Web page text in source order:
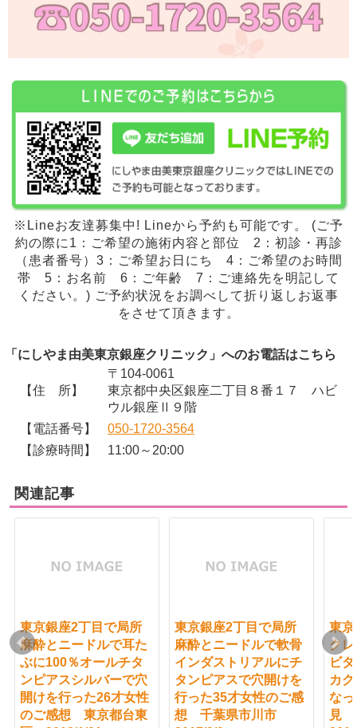
※Lineお友達募集中! Lineから予約も可能です。 (ご予
約の際に1：ご希望の施術内容と部位 2：初診・再診
（患者番号）3：ご希望お日にち 4：ご希望のお時間
帯 5：お名前 6：ご年齢 7：ご連絡先を明記して
ください。) ご予約状況をお調べして折り返しお返事
をさせて頂きます。
「にしやま由美東京銀座クリニック」へのお電話はこちら
【住 所】
〒104-0061
東京都中央区銀座二丁目８番１７ ハビ
ウル銀座Ⅱ９階
【電話番号】
050-1720-3564
【診療時間】
11:00～20:00
関連記事
東京銀座2丁目で局所
麻酔とニードルで耳た
ぶに100％オールチタ
ンピアスシルバーで穴
開けを行った26才女性
のご感想 東京都台東
東京銀座2丁目で局所
麻酔とニードルで軟骨
インダストリアルにチ
タンピアスで穴開けを
行った35才女性のご感
想 千葉県市川市
東
ク
ビ
カ
な
見